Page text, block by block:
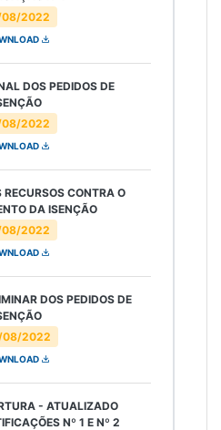
08/2022
08/2022
DOS PEDIDOS DE
08/2022
RECURSOS CONTRA O
DA ISENÇÃO
2022
DOS PEDIDOS DE
- ATUALIZADO
Nº 1 E Nº 2